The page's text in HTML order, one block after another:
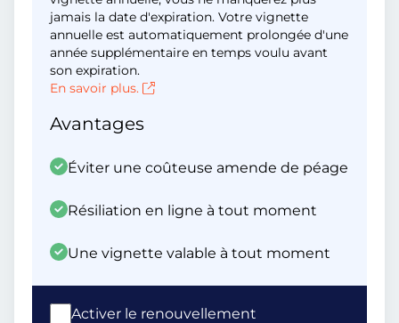
jamais la date d'expiration. Votre vignette
annuelle est automatiquement prolongée d'une
année supplémentaire en temps voulu avant
son expiration.
En savoir plus.
Avantages
Éviter une coûteuse amende de péage
Résiliation en ligne à tout moment
Une vignette valable à tout moment
Activer le renouvellement